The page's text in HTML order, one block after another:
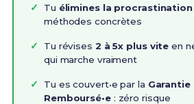
Tu élimines la procrastination
méthodes concrètes
Tu révises 2 à 5x plus vite en
qui marche vraiment
Tu es couvert•e par la Garantie
Remboursé•e: zéro risque